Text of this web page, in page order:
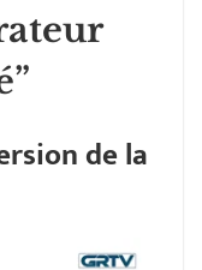
de la